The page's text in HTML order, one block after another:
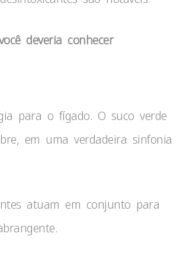
deveria conhecer
para o fígado. O suco verde
em uma verdadeira sinfonia
atuam em conjunto para